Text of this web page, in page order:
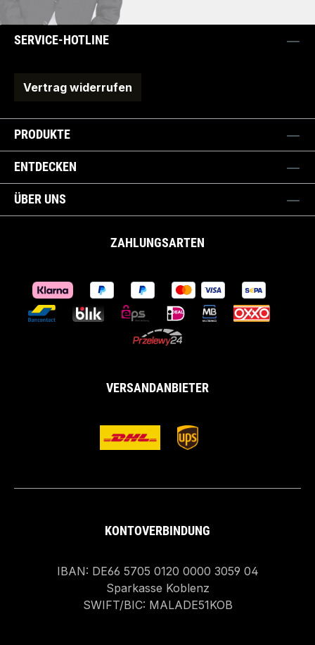
SERVICE-HOTLINE
Vertrag widerrufen
PRODUKTE
ENTDECKEN
ÜBER UNS
ZAHLUNGSARTEN
VERSANDANBIETER
KONTOVERBINDUNG
IBAN: DE66 5705 0120 0000 3059 04
Sparkasse Koblenz
SWIFT/BIC: MALADE51KOB